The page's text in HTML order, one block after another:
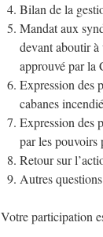
Bilan de la
Mandat aux
devant aboutir
approuvé par la
Expression des
cabanes
Expression des
par les pouvoirs
Retour sur
Autres
Votre participation